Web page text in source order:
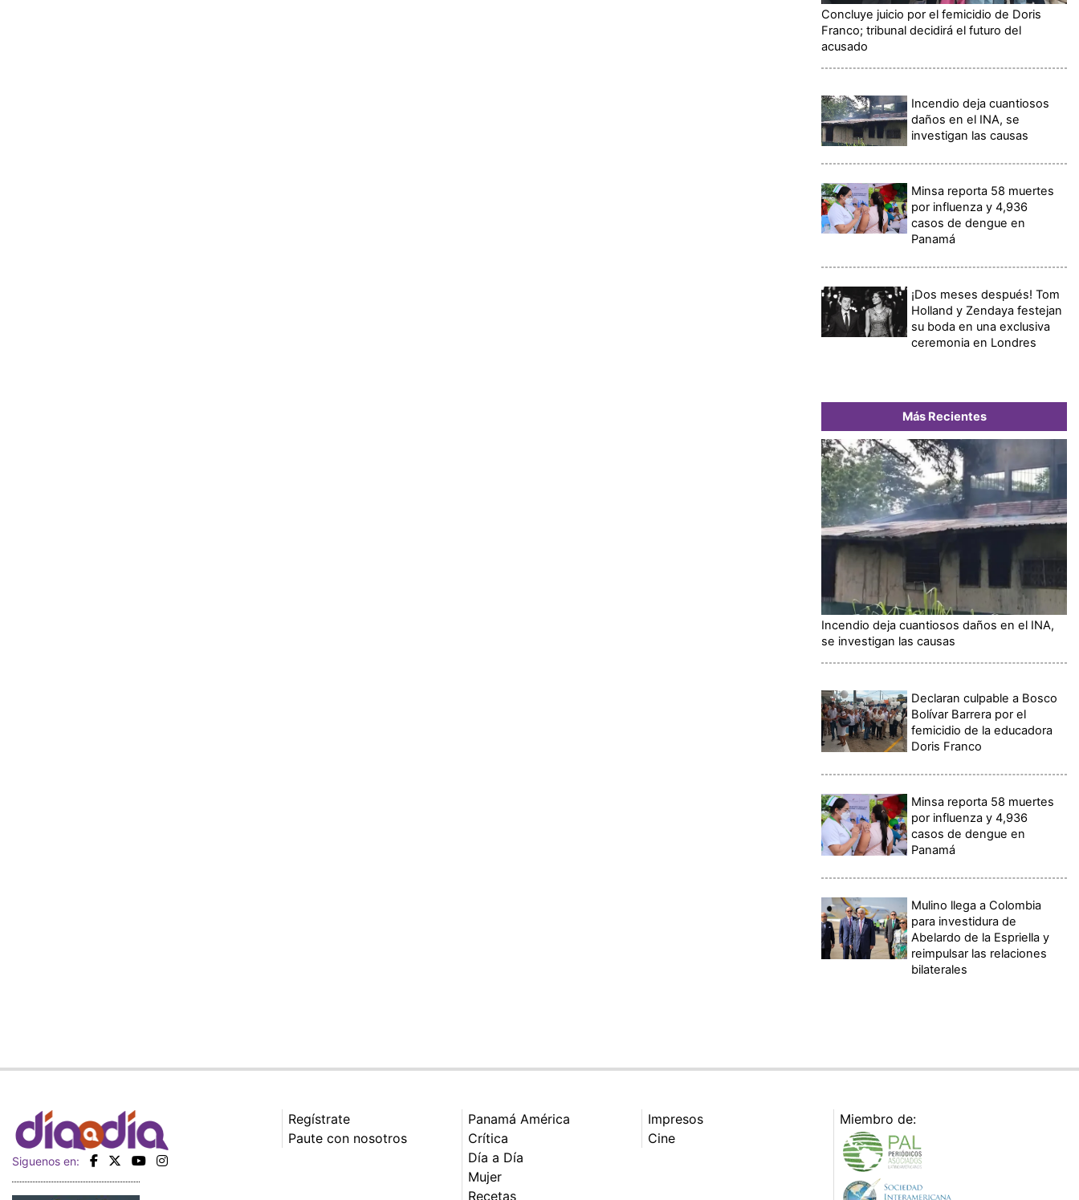
Concluye juicio por el femicidio de Doris
Franco; tribunal decidirá el futuro del
acusado
Incendio deja cuantiosos
daños en el INA, se
investigan las causas
Minsa reporta 58 muertes
por influenza y 4,936
casos de dengue en
Panamá
¡Dos meses después! Tom
Holland y Zendaya festejan
su boda en una exclusiva
ceremonia en Londres
Más Recientes
Incendio deja cuantiosos daños en el INA,
se investigan las causas
Declaran culpable a Bosco
Bolívar Barrera por el
femicidio de la educadora
Doris Franco
Minsa reporta 58 muertes
por influenza y 4,936
casos de dengue en
Panamá
Mulino llega a Colombia
para investidura de
Abelardo de la Espriella y
reimpulsar las relaciones
bilaterales
Siguenos en:
Regístrate
Paute con nosotros
Panamá América
Crítica
Día a Día
Mujer
Recetas
Impresos
Cine
Miembro de: